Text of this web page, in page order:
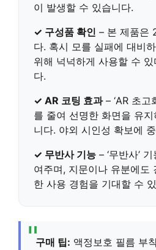
이 발생할 수 있습니다.
✓ 구성품 확인 – 본 제품은
다. 혹시 모를 실패에 대비
위해 넉넉하게 사용할 수
다.
✓ AR 코팅 효과– ‘AR 초고
를 줄여 선명한 화면을 유
니다. 야외 시인성 확보에
✓ 무반사 기능 – ‘무반사’
여주며, 지문이나 유분에도
한 사용 경험을 기대할 수
구매 팁: 액정보호 필름 부